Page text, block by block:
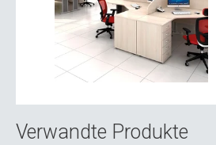
Verwandte Produkte